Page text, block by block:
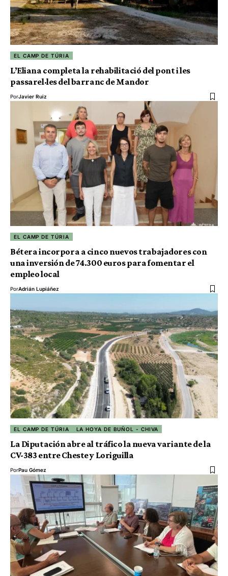
EL CAMP DE TÚRIA
L’Eliana completa la rehabilitació del pont i les
passarel·les del barranc de Mandor
PorJavier Ruiz
EL CAMP DE TÚRIA
Bétera incorpora a cinco nuevos trabajadores con
una inversión de 74.300 euros para fomentar el
empleo local
PorAdrián Lupiáñez
EL CAMP DE TÚRIA LA HOYA DE BUÑOL - CHIVA
La Diputación abre al tráfico la nueva variante de la
CV-383 entre Cheste y Loriguilla
PorPau Gómez